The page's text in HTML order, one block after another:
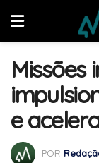
Missões
e
POR